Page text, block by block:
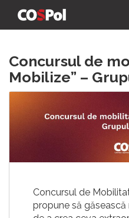
content
Concursul de
Mobilize” –
Concursul de
propune să